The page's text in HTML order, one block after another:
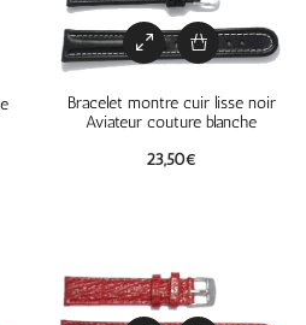
Bracelet montre cuir lisse noir
Aviateur couture blanche
23,50€